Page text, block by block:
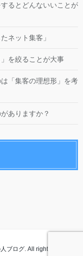
るとどんないいことが
ネット集客」
を絞ることが大事
「集客の理想形」を考
ありますか？
ブログ. All rights reserved.